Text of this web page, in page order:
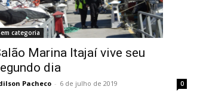
categoria
Marina Itajaí vive seu
dia
Pacheco - 6 de julho de 2019 0